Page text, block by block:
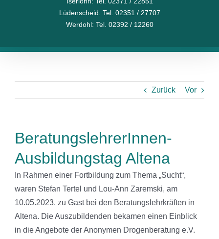
Lüdenscheid: Tel. 02351 / 27707
Werdohl: Tel. 02392 / 12260
Zurück Vor
BeratungslehrerInnen-
Ausbildungstag Altena
In Rahmen einer Fortbildung zum Thema „Sucht“,
waren Stefan Tertel und Lou-Ann Zaremski, am
10.05.2023, zu Gast bei den Beratungslehrkräften in
Altena. Die Auszubildenden bekamen einen Einblick
in die Angebote der Anonymen Drogenberatung e.V.